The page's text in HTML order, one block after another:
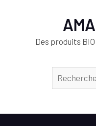
Des produits